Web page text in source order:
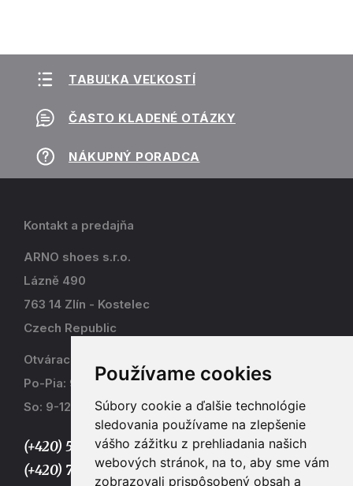
Používame cookies
Súbory cookie a ďalšie technológie
sledovania používame na zlepšenie
vášho zážitku z prehliadania našich
webových stránok, na to, aby sme vám
zobrazovali prispôsobený obsah a
TABUĽKA VEĽKOSTÍ
ČASTO KLADENÉ OTÁZKY
NÁKUPNÝ PORADCA
Kontakt a predajňa
ARNO shoes s.r.o.
Lázně 490
763 14 Zlín - Kostelec
Czech Republic
Otváracia doba
Po-Pia: 9-17
So: 9-12
(+420) 577 915 036,
(+420) 773 667 390